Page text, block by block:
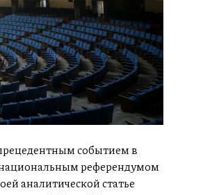
событием в
референдумом
аналитической статье